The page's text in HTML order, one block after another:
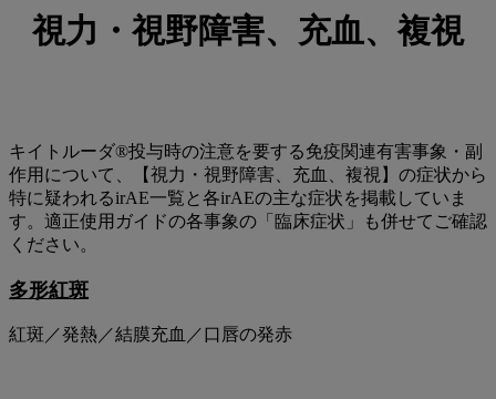
障
害、
複
視
視力・視野障害、充血、複視
キイトルーダ®投与時の注意を要する免疫関連有害事象・副
作用について、【視力・視野障害、充血、複視】の症状から
特に疑われるirAE一覧と各irAEの主な症状を掲載していま
す。適正使用ガイドの各事象の「臨床症状」も併せてご確認
ください。
多形紅斑
紅斑／発熱／結膜充血／口唇の発赤